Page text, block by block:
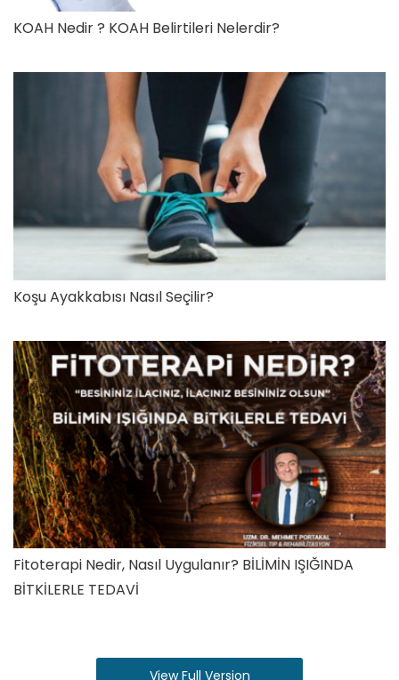
KOAH Nedir ? KOAH Belirtileri Nelerdir?
Koşu Ayakkabısı Nasıl Seçilir?
Fitoterapi Nedir, Nasıl Uygulanır? BİLİMİN IŞIĞINDA
BİTKİLERLE TEDAVİ
View Full Version